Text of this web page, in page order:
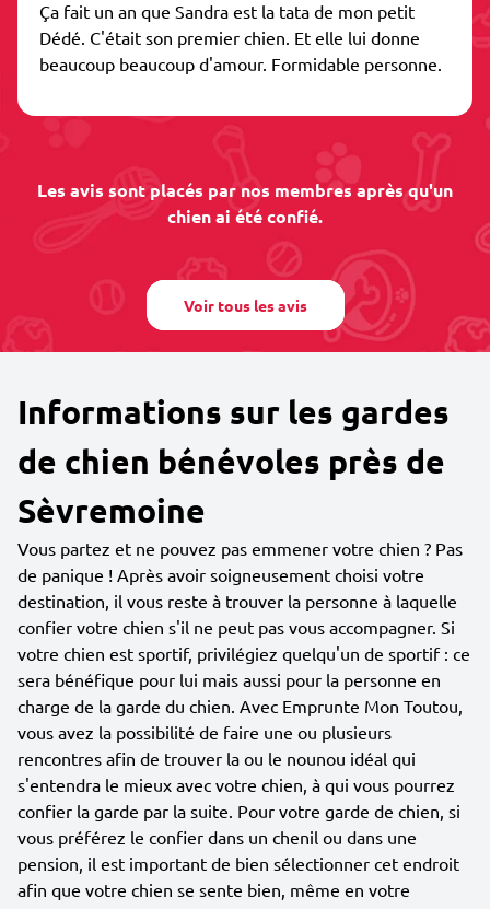
Ça fait un an que Sandra est la tata de mon petit
Dédé. C'était son premier chien. Et elle lui donne
beaucoup beaucoup d'amour. Formidable personne.
Les avis sont placés par nos membres après qu'un
chien ai été confié.
Voir tous les avis
Informations sur les gardes
de chien bénévoles près de
Sèvremoine
Vous partez et ne pouvez pas emmener votre chien ? Pas
de panique ! Après avoir soigneusement choisi votre
destination, il vous reste à trouver la personne à laquelle
confier votre chien s'il ne peut pas vous accompagner. Si
votre chien est sportif, privilégiez quelqu'un de sportif : ce
sera bénéfique pour lui mais aussi pour la personne en
charge de la garde du chien. Avec Emprunte Mon Toutou,
vous avez la possibilité de faire une ou plusieurs
rencontres afin de trouver la ou le nounou idéal qui
s'entendra le mieux avec votre chien, à qui vous pourrez
confier la garde par la suite. Pour votre garde de chien, si
vous préférez le confier dans un chenil ou dans une
pension, il est important de bien sélectionner cet endroit
afin que votre chien se sente bien, même en votre